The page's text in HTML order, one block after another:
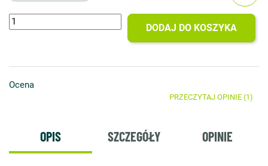
DODAJ DO KOSZYKA
Ocena
PRZECZYTAJ OPINIE (1)
OPIS SZCZEGÓŁY OPINIE